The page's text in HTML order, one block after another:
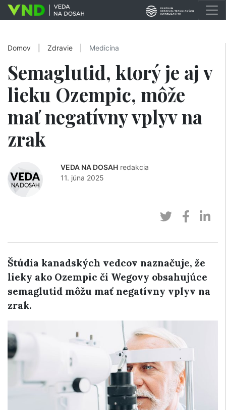
Domov Zdravie Medicína
Semaglutid, ktorý je aj v
lieku Ozempic, môže
mať negatívny vplyv na
zrak
VEDA NA DOSAH redakcia
11. júna 2025
Štúdia kanadských vedcov naznačuje, že
lieky ako Ozempic či Wegovy obsahujúce
semaglutid môžu mať negatívny vplyv na
zrak.